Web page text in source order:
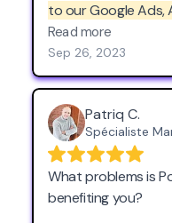
to our Google Ads,
The nicest part of
connections are
and continuously
only saves me the
day downloading
with live analytics
informed decisions
strategies. Porter
approach data in
Read more
Sep 26, 2023
Patriq C.
What problems is
benefiting you?